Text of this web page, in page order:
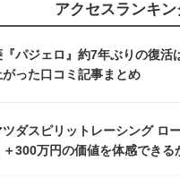
アクセスランキン
『パジェロ』約7年ぶりの復
がった口コミ記事まとめ
ツダスピリットレーシング ロ
＋300万円の価値を体感でき